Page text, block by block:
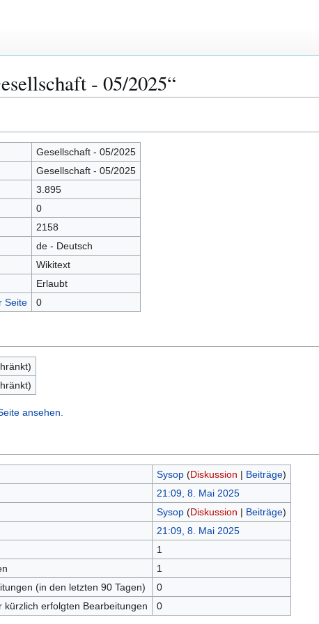
‐ 05/2025“
Gesellschaft ‐ 05/2025
Gesellschaft ‐ 05/2025
3.895
0
2158
de - Deutsch
Wikitext
Erlaubt
Seite
0
ansehen.
Sysop (Diskussion | Beiträge)
21:09, 8. Mai 2025
Sysop (Diskussion | Beiträge)
21:09, 8. Mai 2025
1
1
(in den letzten 90 Tagen)
0
erfolgten Bearbeitungen
0